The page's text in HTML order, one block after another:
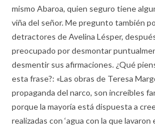
mismo Abaroa, quien seguro tiene
viña del señor. Me pregunto también
detractores de Avelina Lésper,
preocupado por desmontar
desmentir sus afirmaciones. ¿Qué
esta frase?: «Las obras de Teresa
propaganda del narco, son increíbles
porque la mayoría está dispuesta a
realizadas con ‘agua con la que lavaron